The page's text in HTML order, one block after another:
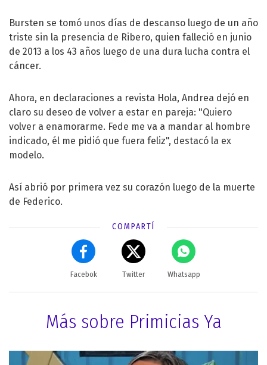
Bursten se tomó unos días de descanso luego de un año
triste sin la presencia de Ribero, quien falleció en junio
de 2013 a los 43 años luego de una dura lucha contra el
cáncer.
Ahora, en declaraciones a revista Hola, Andrea dejó en
claro su deseo de volver a estar en pareja: "Quiero
volver a enamorarme. Fede me va a mandar al hombre
indicado, él me pidió que fuera feliz", destacó la ex
modelo.
Así abrió por primera vez su corazón luego de la muerte
de Federico.
COMPARTÍ
Facebok Twitter Whatsapp
Más sobre Primicias Ya